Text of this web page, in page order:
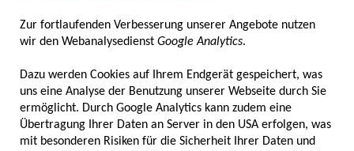
Zur fortlaufenden Verbesserung unserer Angebote nutzen
wir den Webanalysedienst Google Analytics.
Dazu werden Cookies auf Ihrem Endgerät gespeichert, was
uns eine Analyse der Benutzung unserer Webseite durch Sie
ermöglicht. Durch Google Analytics kann zudem eine
Übertragung Ihrer Daten an Server in den USA erfolgen, was
mit besonderen Risiken für die Sicherheit Ihrer Daten und
MITGLIEDSUNTERNEHMEN
2